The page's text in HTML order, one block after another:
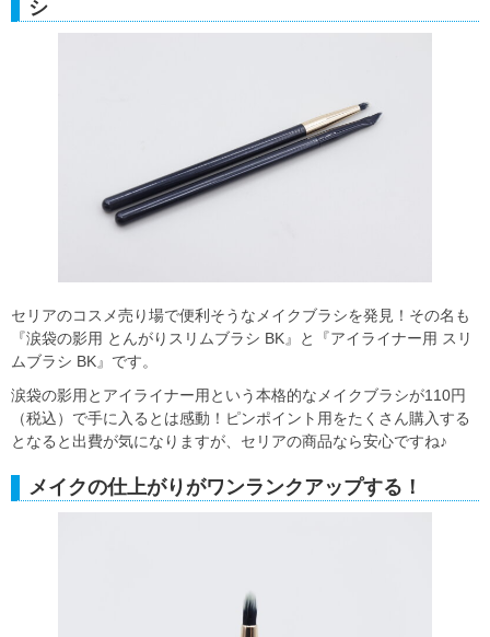
シ
セリアのコスメ売り場で便利そうなメイクブラシを発見！その名も
『涙袋の影用 とんがりスリムブラシ BK』と『アイライナー用 スリ
ムブラシ BK』です。
涙袋の影用とアイライナー用という本格的なメイクブラシが110円
（税込）で手に入るとは感動！ピンポイント用をたくさん購入する
となると出費が気になりますが、セリアの商品なら安心ですね♪
メイクの仕上がりがワンランクアップする！